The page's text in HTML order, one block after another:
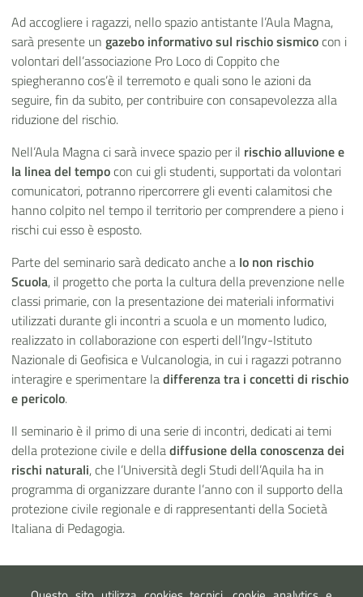
Ad accogliere i ragazzi, nello spazio antistante l’Aula Magna,
sarà presente un gazebo informativo sul rischio sismico con i
volontari dell’associazione Pro Loco di Coppito che
spiegheranno cos’è il terremoto e quali sono le azioni da
seguire, fin da subito, per contribuire con consapevolezza alla
riduzione del rischio.
Nell’Aula Magna ci sarà invece spazio per il rischio alluvione e
la linea del tempo con cui gli studenti, supportati da volontari
comunicatori, potranno ripercorrere gli eventi calamitosi che
hanno colpito nel tempo il territorio per comprendere a pieno i
rischi cui esso è esposto.
Parte del seminario sarà dedicato anche a Io non rischio
Scuola, il progetto che porta la cultura della prevenzione nelle
classi primarie, con la presentazione dei materiali informativi
utilizzati durante gli incontri a scuola e un momento ludico,
realizzato in collaborazione con esperti dell’Ingv-Istituto
Nazionale di Geofisica e Vulcanologia, in cui i ragazzi potranno
interagire e sperimentare ladifferenza tra i concetti di rischio
e pericolo.
Il seminario è il primo di una serie di incontri, dedicati ai temi
della protezione civile e delladiffusione della conoscenza dei
rischi naturali, che l’Università degli Studi dell’Aquila ha in
programma di organizzare durante l’anno con il supporto della
protezione civile regionale e di rappresentanti della Società
Italiana di Pedagogia.